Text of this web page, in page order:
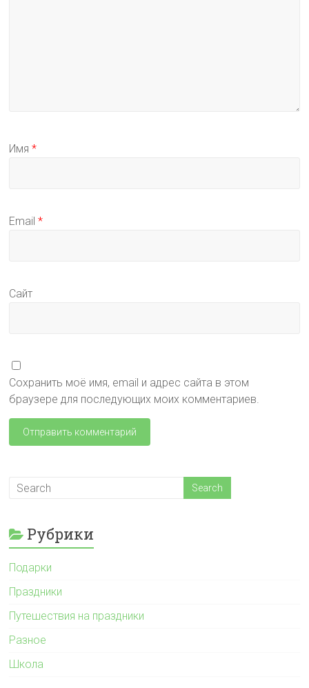
Имя*
Email*
Сайт
Сохранить моё имя, email и адрес сайта в этом
браузере для последующих моих комментариев.
Рубрики
Подарки
Праздники
Путешествия на праздники
Разное
Школа